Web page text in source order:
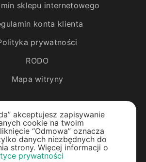
sklepu internetowego
konta klienta
prywatności
RODO
Mapa witryny
Katalog
Rośliny egzotyczne
Drzewa owocowe
akceptujesz zapisywanie
cookie na twoim
“Odmowa” oznacza
danych niezbędnych do
strony. Więcej informacji o
prywatności